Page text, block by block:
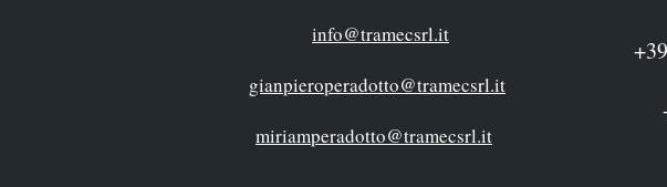
info@tramecsrl.it
gianpieroperadotto@tramecsrl.it
miriamperadotto@tramecsrl.it